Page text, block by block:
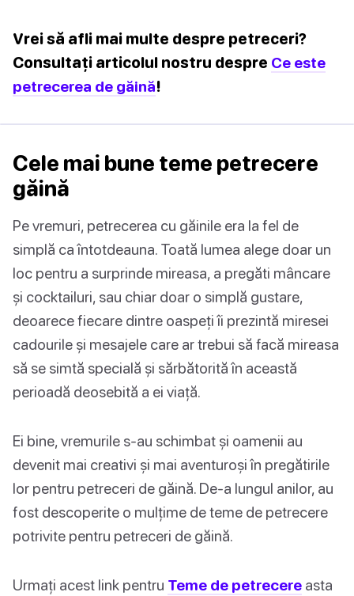
Vrei să afli mai multe despre petreceri?
Consultați articolul nostru despre Ce este
petrecerea de găină!
Cele mai bune teme petrecere
găină
Pe vremuri, petrecerea cu găinile era la fel de
simplă ca întotdeauna. Toată lumea alege doar un
loc pentru a surprinde mireasa, a pregăti mâncare
și cocktailuri, sau chiar doar o simplă gustare,
deoarece fiecare dintre oaspeți îi prezintă miresei
cadourile și mesajele care ar trebui să facă mireasa
să se simtă specială și sărbătorită în această
perioadă deosebită a ei viaţă.
Ei bine, vremurile s-au schimbat și oamenii au
devenit mai creativi și mai aventuroși în pregătirile
lor pentru petreceri de găină. De-a lungul anilor, au
fost descoperite o mulțime de teme de petrecere
potrivite pentru petreceri de găină.
Urmați acest link pentru Teme de petrecere asta